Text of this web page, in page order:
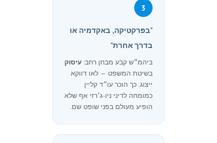
3
"בפרקטיקה, באקדמיה או
בדרך אחרת"
ביהמ״ש קבע מבחן רחב: עיסוק
בשיטת המשפט — לאו דווקא
ייצוג. כך הוכר עו״ד קליין
כמומחה לדיני ניו-ג׳רזי אף שלא
הופיע מעולם בפני שופט שם.